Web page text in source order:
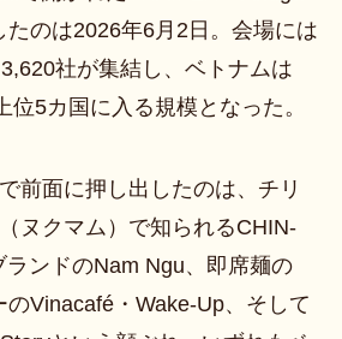
のは2026年6月2日。会場には
社が集結し、ベトナムは
位5カ国に入る規模となった。
前面に押し出したのは、チリ
ヌクマム）で知られるCHIN-
ンドのNam Ngu、即席麺の
Vinacafé・Wake-Up、そして